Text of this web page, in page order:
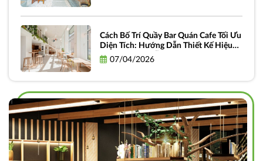
Cách Bố Trí Quầy Bar Quán Cafe Tối Ưu
Diện Tích: Hướng Dẫn Thiết Kế Hiệu
Quả và Thực Tiễn
07/04/2026